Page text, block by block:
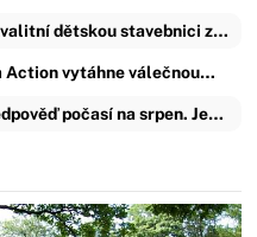
dětskou stavebnici z…
Action vytáhne válečnou…
počasí na srpen. Je…